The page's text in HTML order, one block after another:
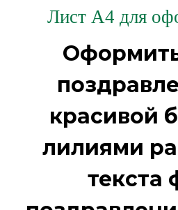
Лист А4 для
красивой
лилиями
текста